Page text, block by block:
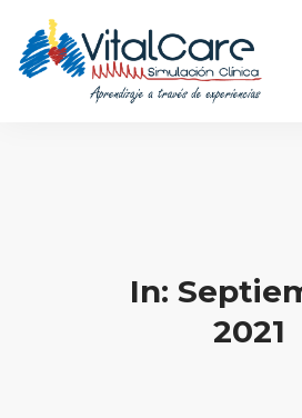
NUESTRO EQUIPO
In:
2021